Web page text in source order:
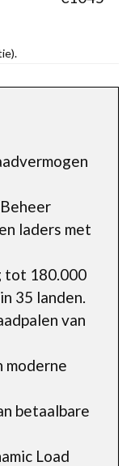
laders met
tot 180.000
35 landen.
van
moderne
betaalbare
Load